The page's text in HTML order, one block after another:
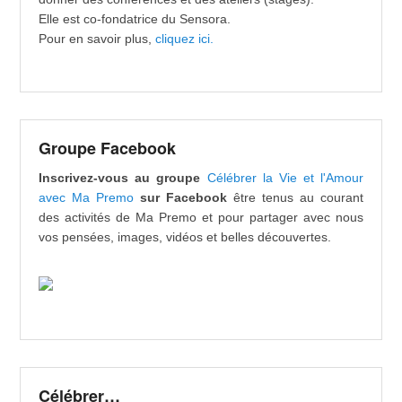
Elle est co-fondatrice du Sensora.
Pour en savoir plus,cliquez ici.
Groupe Facebook
Inscrivez-vous au groupe Célébrer la Vie et l'Amour
avec Ma Premo sur Facebook être tenus au courant
des activités de Ma Premo et pour partager avec nous
vos pensées, images, vidéos et belles découvertes.
Célébrer…